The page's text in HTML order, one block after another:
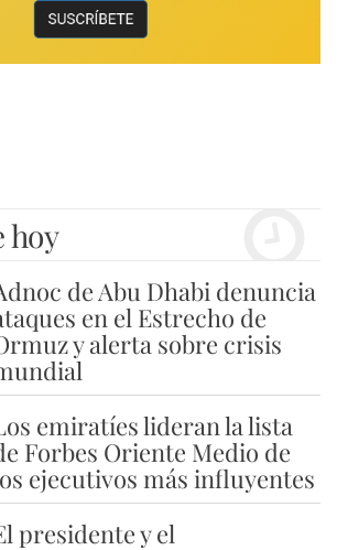
hoy
de Abu Dhabi denuncia
en el Estrecho de
y alerta sobre crisis
emiratíes lideran la lista
Forbes Oriente Medio de
ejecutivos más influyentes
presidente y el